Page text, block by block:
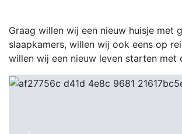
Graag willen wij een nieuw huisje met
slaapkamers, willen wij ook eens op
willen wij een nieuw leven starten met